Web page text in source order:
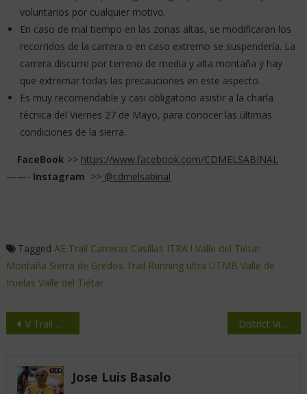
voluntarios por cualquier motivo.
En caso de mal tiempo en las zonas altas, se modificaran los
recorridos de la carrera o en caso extremo se suspendería. La
carrera discurre por terreno de media y alta montaña y hay
que extremar todas las precauciones en este aspecto.
Es muy recomendable y casi obligatorio asistir a la charla
técnica del Viernes 27 de Mayo, para conocer las últimas
condiciones de la sierra.
FaceBook >> https://www.facebook.com/CDMELSABINAL
——- Instagram >> @cdmelsabinal
Tagged AE Trail Carreras Casillas ITRA l Valle del Tiétar
Montaña Sierra de Gredos Trail Running ultra UTMB Valle de
Iruelas Valle del Tiétar
V Trail Calamochos – Copa de CyL de CxM District Vision + Suunto
Jose Luis Basalo